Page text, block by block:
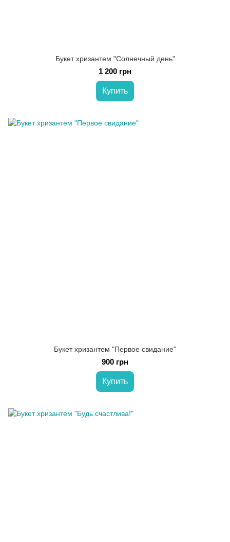
Букет хризантем "Солнечный день"
1 200 грн
Купить
Букет хризантем "Первое свидание"
900 грн
Купить